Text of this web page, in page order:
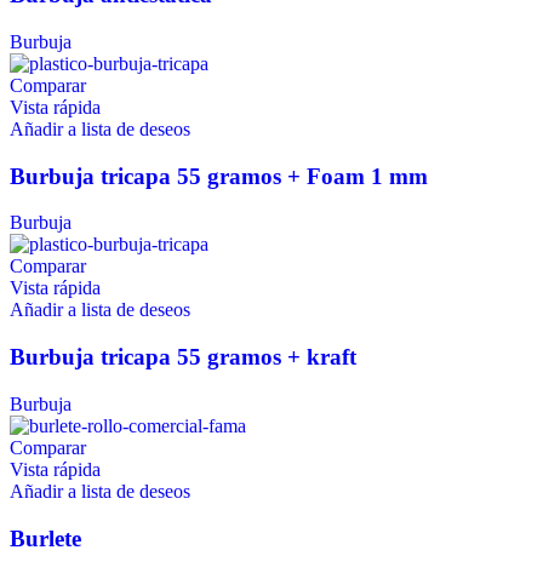
Burbuja
Comparar
Vista rápida
Añadir a lista de deseos
Burbuja tricapa 55 gramos + Foam 1 mm
Burbuja
Comparar
Vista rápida
Añadir a lista de deseos
Burbuja tricapa 55 gramos + kraft
Burbuja
Comparar
Vista rápida
Añadir a lista de deseos
Burlete